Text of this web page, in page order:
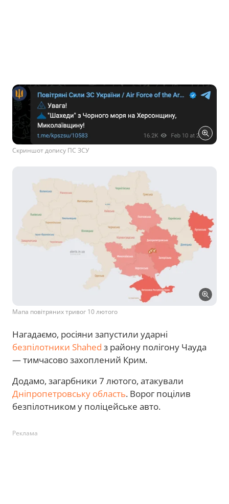
Скриншот допису ПС ЗСУ
Мапа повітряних тривог 10 лютого
Нагадаємо, росіяни запустили ударні
безпілотники Shahed з району полігону Чауда
— тимчасово захоплений Крим.
Додамо, загарбники 7 лютого, атакували
Дніпропетровську область. Ворог поцілив
безпілотником у поліцейське авто.
Реклама